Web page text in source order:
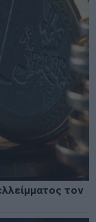
τον